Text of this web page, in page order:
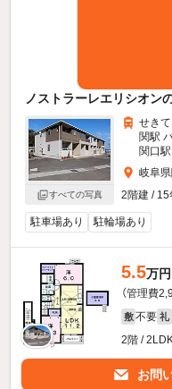
ノストラーレエリシオン
すべての写真
せき
関駅
関口
岐阜
2階建 / 15
駐車場あり 駐輪場あり
5.5万円
（管理費
敷 不要 礼
2階 /
お問